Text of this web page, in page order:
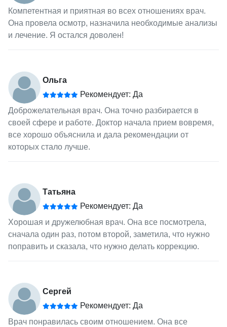
Компетентная и приятная во всех отношениях врач.
Она провела осмотр, назначила необходимые анализы
и лечение. Я остался доволен!
Ольга
Рекомендует: Да
Доброжелательная врач. Она точно разбирается в
своей сфере и работе. Доктор начала прием вовремя,
все хорошо объяснила и дала рекомендации от
которых стало лучше.
Татьяна
Рекомендует: Да
Хорошая и дружелюбная врач. Она все посмотрела,
сначала один раз, потом второй, заметила, что нужно
поправить и сказала, что нужно делать коррекцию.
Сергей
Рекомендует: Да
Врач понравилась своим отношением. Она все